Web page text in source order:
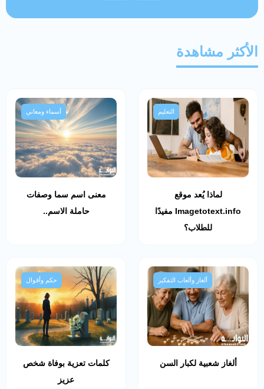
الأكثر مشاهدة
التعليم
لماذا يُعد موقع
Imagetotext.info مفيدًا
للطلاب؟
أسماء ومعاني
معنى اسم سما وصفات
حاملة الاسم..
ألغاز وألعاب التفكير
ألغاز شعبية لكبار السن
حكم وأقوال
كلمات تعزية بوفاة شخص
عزيز